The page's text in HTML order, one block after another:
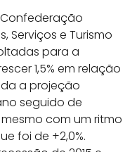
Serviços e Turismo
para a
1,5% em relação
a projeção
seguido de
com um ritmo
foi de +2,0%.